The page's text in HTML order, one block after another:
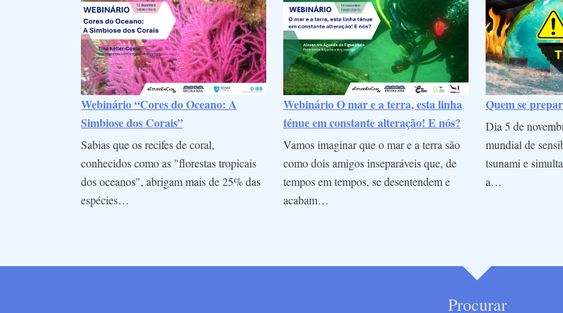
Webinário “Cores do Oceano: A
Simbiose dos Corais”
Sabias que os recifes de coral,
conhecidos como as "florestas tropicais
dos oceanos", abrigam mais de 25% das
espécies…
Webinário O mar e a terra, esta linha
ténue em constante alteração! E nós?
Vamos imaginar que o mar e a terra são
como dois amigos inseparáveis que, de
tempos em tempos, se desentendem e
acabam…
Quem se
Dia 5 de
mundial de
tsunami e
a…
Procurar